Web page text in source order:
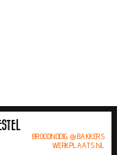
BROODNODIG @BAKKERS
WERKPLAATS.NL